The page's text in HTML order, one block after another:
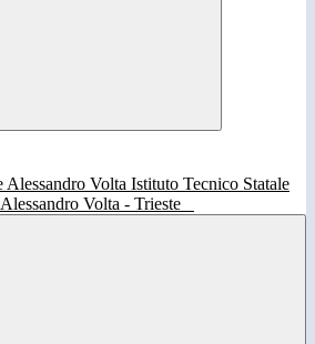
Istituto Tecnico Statale
Alessandro Volta - Trieste